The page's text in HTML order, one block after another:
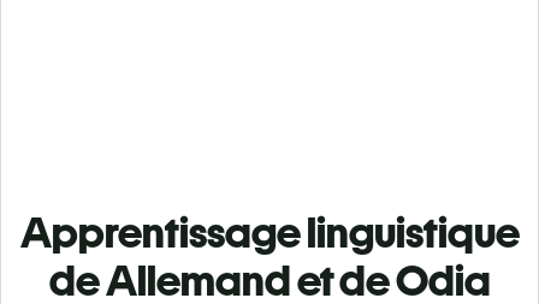
Apprentissage linguistique
de Allemand et de Odia